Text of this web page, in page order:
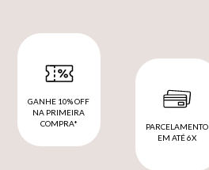
GANHE 10% OFF
NA PRIMEIRA
COMPRA*
PARCELAMENTO
EM ATÉ 6X